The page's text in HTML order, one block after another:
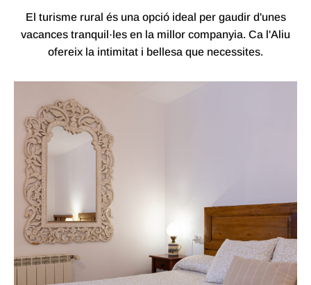
El turisme rural és una opció ideal per gaudir d'unes
vacances tranquil·les en la millor companyia. Ca l'Aliu
ofereix la intimitat i bellesa que necessites.